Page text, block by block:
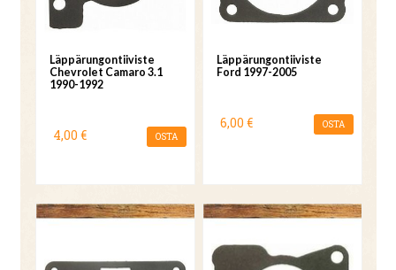
Läppärungontiiviste
Chevrolet Camaro 3.1
1990-1992
4,00 € OSTA
Läppärungontiiviste
Ford 1997-2005
6,00 € OSTA